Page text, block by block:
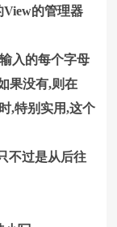
的管理器
入的每个字母
果没有,则在
,特别实用,这个
不过是从后往